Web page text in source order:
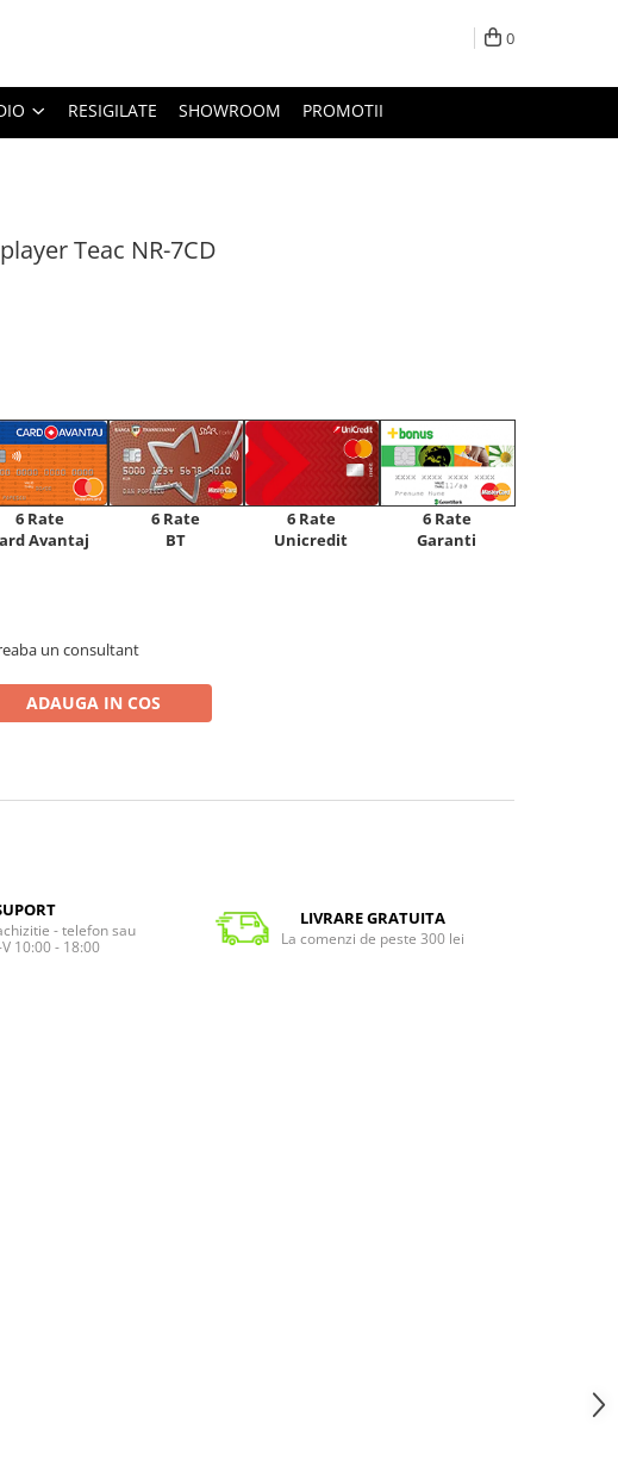
0
RESIGILATE SHOWROOM PROMOTII
Teac NR-7CD
6 Rate
Avantaj
6 Rate
BT
6 Rate
Unicredit
6 Rate
Garanti
un consultant
ADAUGA IN COS
- telefon sau
10:00 - 18:00
LIVRARE GRATUITA
La comenzi de peste 300 lei